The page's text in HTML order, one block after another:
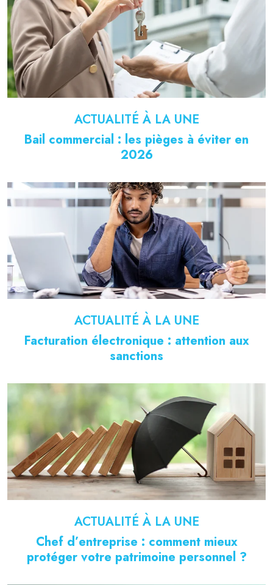
ACTUALITÉ À LA UNE
Bail commercial : les pièges à éviter en
2026
ACTUALITÉ À LA UNE
Facturation électronique : attention aux
sanctions
ACTUALITÉ À LA UNE
Chef d’entreprise : comment mieux
protéger votre patrimoine personnel ?